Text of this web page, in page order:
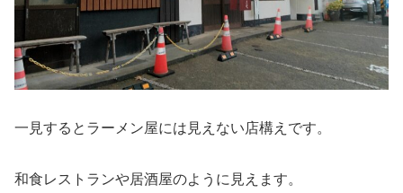
一見するとラーメン屋には見えない店構えです。
和食レストランや居酒屋のように見えます。